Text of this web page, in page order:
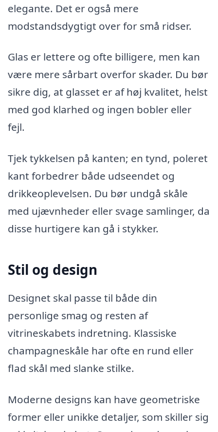
elegante. Det er også mere
modstandsdygtigt over for små ridser.
Glas er lettere og ofte billigere, men kan
være mere sårbart overfor skader. Du bør
sikre dig, at glasset er af høj kvalitet, helst
med god klarhed og ingen bobler eller
fejl.
Tjek tykkelsen på kanten; en tynd, poleret
kant forbedrer både udseendet og
drikkeoplevelsen. Du bør undgå skåle
med ujævnheder eller svage samlinger, da
disse hurtigere kan gå i stykker.
Stil og design
Designet skal passe til både din
personlige smag og resten af
vitrineskabets indretning. Klassiske
champagneskåle har ofte en rund eller
flad skål med slanke stilke.
Moderne designs kan have geometriske
former eller unikke detaljer, som skiller sig